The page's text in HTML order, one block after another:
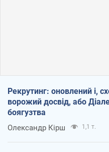
Рекрутинг: оновлений і,
ворожий досвід, або
боягузтва
Олександр Кірш 1,1 т.